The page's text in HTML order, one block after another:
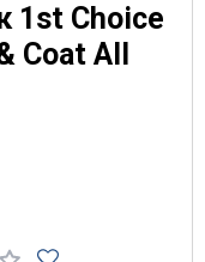
1st Choice
Coat All